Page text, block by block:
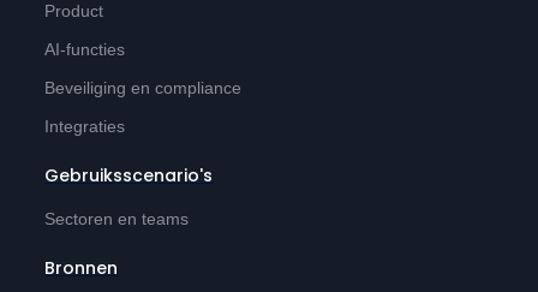
Product
AI-functies
Beveiliging en compliance
Integraties
Gebruiksscenario's
Sectoren en teams
Bronnen